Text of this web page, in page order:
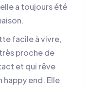
a toujours été
facile à vivre,
proche de
et qui rêve
happy end. Elle